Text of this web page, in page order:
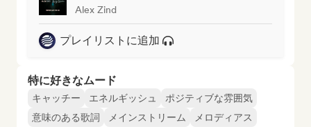
Alex Zind
プレイリストに追加
特に好きなムード
キャッチー エネルギッシュ
ポジティブな雰囲気
意味のある歌詞
メインストリーム メロディアス